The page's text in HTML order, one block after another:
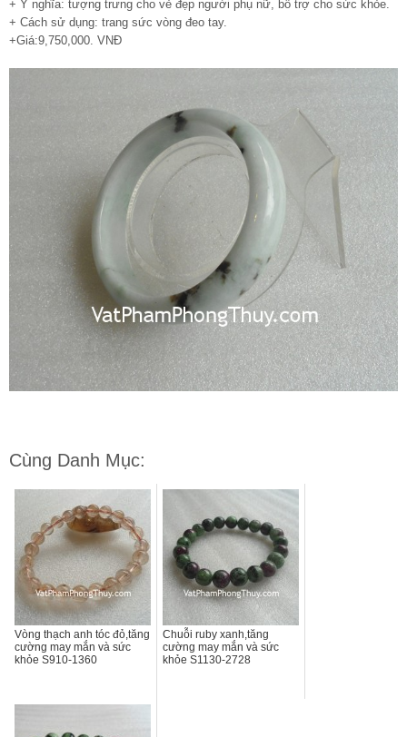
+ Ý nghĩa: tượng trưng cho vẻ đẹp người phụ nữ, bổ trợ cho sức khỏe.
+ Cách sử dụng: trang sức vòng đeo tay.
+Giá:9,750,000. VNĐ
Cùng Danh Mục:
Vòng thạch anh tóc đỏ,tăng
cường may mắn và sức
khỏe S910-1360
Chuỗi ruby xanh,tăng
cường may mắn và sức
khỏe S1130-2728